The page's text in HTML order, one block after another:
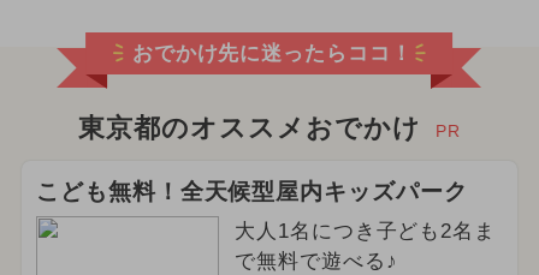
おでかけ先に迷ったらココ！
東京都のオススメおでかけ PR
こども無料！全天候型屋内キッズパーク
大人1名につき子ども2名ま
で無料で遊べる♪